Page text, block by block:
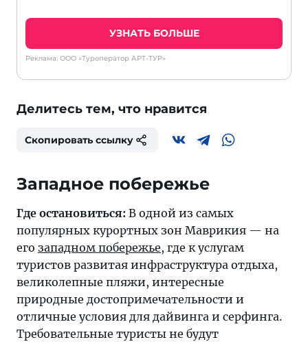
УЗНАТЬ БОЛЬШЕ
Реклама: ООО «Туроператор АРТ-ТУР»
Делитесь тем, что нравится
Скопировать ссылку
Западное побережье
Где остановиться: В одной из самых
популярных курортных зон Маврикия — на
его западном побережье, где к услугам
туристов развитая инфраструктура отдыха,
великолепные пляжи, интересные
природные достопримечательности и
отличные условия для дайвинга и серфинга.
Требовательные туристы не будут